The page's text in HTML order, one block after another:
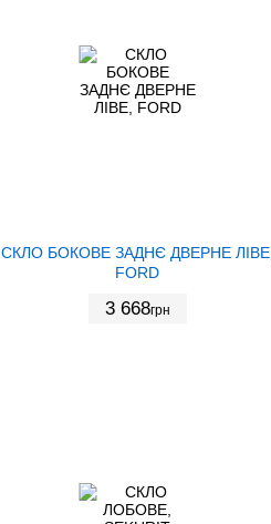
СКЛО БОКОВЕ ЗАДНЄ ДВЕРНЕ ЛІВЕ,
FORD
3 668грн